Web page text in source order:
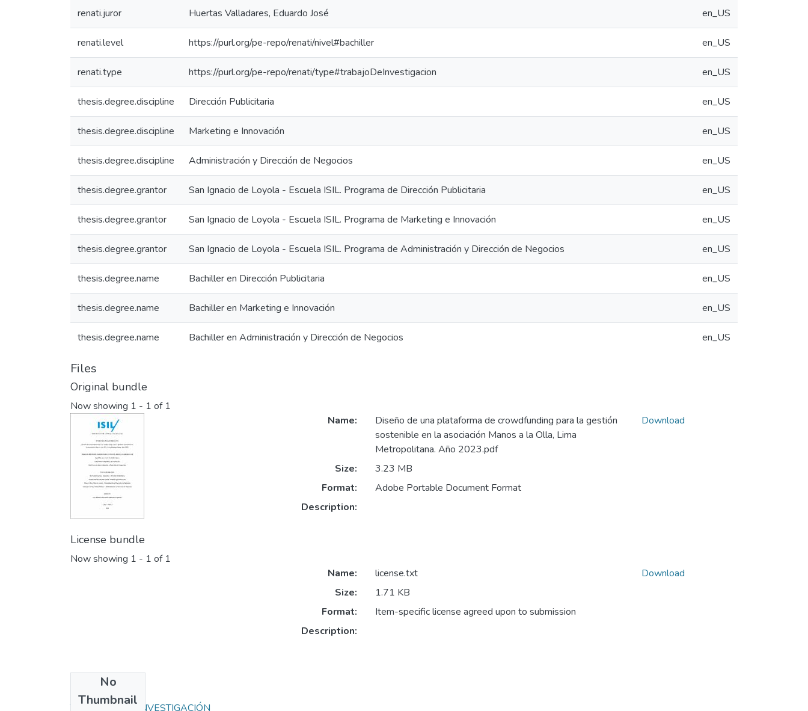
renati.juror Huertas Valladares, Eduardo José en_US
renati.level https://purl.org/pe-repo/renati/nivel#bachiller en_US
renati.type https://purl.org/pe-repo/renati/type#trabajoDeInvestigacion en_US
thesis.degree.discipline Dirección Publicitaria en_US
thesis.degree.discipline Marketing e Innovación en_US
thesis.degree.discipline Administración y Dirección de Negocios en_US
thesis.degree.grantor San Ignacio de Loyola - Escuela ISIL. Programa de Dirección Publicitaria en_US
thesis.degree.grantor San Ignacio de Loyola - Escuela ISIL. Programa de Marketing e Innovación en_US
thesis.degree.grantor San Ignacio de Loyola - Escuela ISIL. Programa de Administración y Dirección de Negocios en_US
thesis.degree.name Bachiller en Dirección Publicitaria en_US
thesis.degree.name Bachiller en Marketing e Innovación en_US
thesis.degree.name Bachiller en Administración y Dirección de Negocios en_US
Files
Original bundle
Now showing 1 - 1 of 1
Name:
Diseño de una plataforma de crowdfunding para la gestión
sostenible en la asociación Manos a la Olla, Lima
Metropolitana. Año 2023.pdf
Size:
3.23 MB
Format:
Adobe Portable Document Format
Description:
Download
License bundle
Now showing 1 - 1 of 1
No
Thumbnail
Name:
license.txt
Size:
1.71 KB
Format:
Item-specific license agreed upon to submission
Description:
Download
Collections
TRABAJOS DE INVESTIGACIÓN